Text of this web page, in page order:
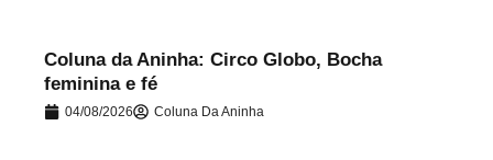
Coluna da Aninha: Circo Globo, Bocha
feminina e fé
04/08/2026 Coluna Da Aninha